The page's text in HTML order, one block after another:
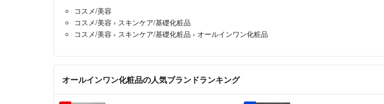
コスメ/美容
コスメ/美容 › スキンケア/基礎化粧品
コスメ/美容 › スキンケア/基礎化粧品 › オールインワン化粧品
オールインワン化粧品の人気ブランドランキング